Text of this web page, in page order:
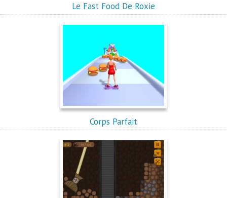
Le Fast Food De Roxie
Corps Parfait